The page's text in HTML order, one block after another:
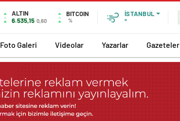
ALTIN
6.535,15 0,60
BITCOIN
%
İSTANBUL
°
Foto Galeri Videolar Yazarlar Gazeteler